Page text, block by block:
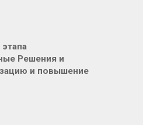
Решения и
и повышение